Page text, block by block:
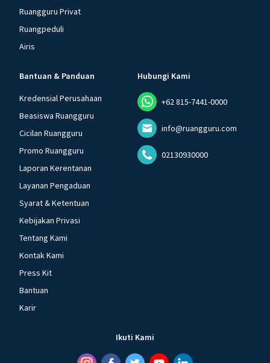
Ruangguru Privat
Ruangpeduli
Airis
Bantuan & Panduan
Kredensial Perusahaan
Beasiswa Ruangguru
Cicilan Ruangguru
Promo Ruangguru
Laporan Kerentanan
Layanan Pengaduan
Syarat & Ketentuan
Kebijakan Privasi
Tentang Kami
Kontak Kami
Press Kit
Bantuan
Karir
Hubungi Kami
+62 815-7441-0000
info@ruangguru.com
02130930000
Ikuti Kami